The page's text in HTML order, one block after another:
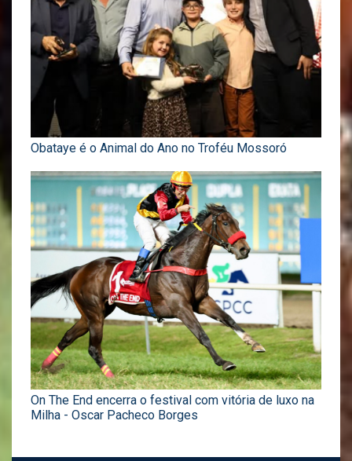
Obataye é o Animal do Ano no Troféu Mossoró
On The End encerra o festival com vitória de luxo na
Milha - Oscar Pacheco Borges